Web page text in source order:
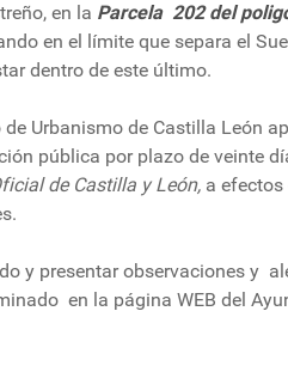
en la Parcela 202 del
en el límite que separa el
dentro de este último.
Urbanismo de Castilla León
pública por plazo de veinte
de Castilla y León, a
y presentar observaciones y
en la página WEB del